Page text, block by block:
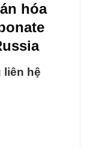
hóa
liên hệ